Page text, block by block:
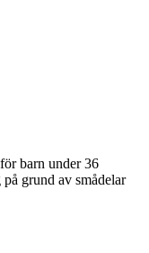
barn under 36
grund av smådelar